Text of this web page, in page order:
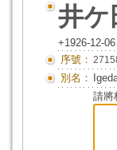
井ケ
+1926-12-
序號：
別名：
請將